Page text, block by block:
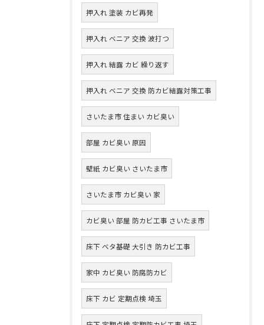
押入れ 塗装 カビ再発
押入れ ベニア 交換 波打つ
押入れ 結露 カビ 繰り返す
押入れ ベニア 交換 防カビ結露対策工事
さいたま市 住まい カビ臭い
部屋 カビ臭い 原因
壁紙 カビ臭い さいたま市
さいたま市 カビ臭い 家
カビ臭い 部屋 防カビ工事 さいたま市
床下 ベタ基礎 大引き 防カビ工事
家中 カビ臭い 防腐防カビ
床下 カビ 定期点検 埼玉